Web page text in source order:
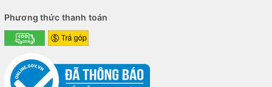
Phương thức thanh toán